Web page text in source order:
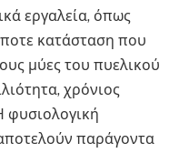
εργαλεία, όπως
κατάσταση που
μύες του πυελικού
χρόνιος
φυσιολογική
παράγοντα